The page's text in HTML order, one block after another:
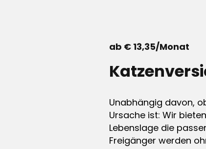
ab € 13,35/Monat
Unabhängig davon,
Ursache ist: Wir
Lebenslage die
Freigänger werden